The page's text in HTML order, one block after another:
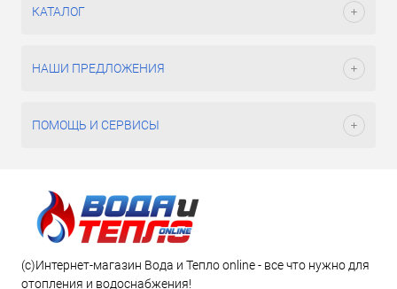
КАТАЛОГ
НАШИ ПРЕДЛОЖЕНИЯ
ПОМОЩЬ И СЕРВИСЫ
(c)Интернет-магазин Вода и Тепло online - все что нужно для
отопления и водоснабжения!